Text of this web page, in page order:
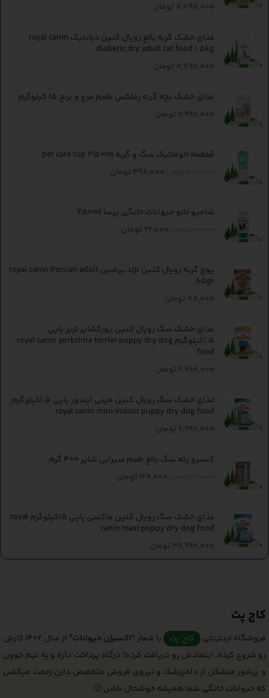
8,798,000 تومان
غذای خشک گربه بالغ رویال کنین دیابتیک royal canin
diabetic dry adult cat food 1.5kg
8,798,000 تومان
غذای خشک بچه گربه رفلکس طعم مرغ و برنج 15 کیلوگرم
11,998,000 تومان
قمقمه اتوماتیک سگ و گربه pet care cup 350ml
398,000 تومان
شامپو نانو حیوانات خانگی پرسا 250ml
22,000 تومان
پوچ گربه رویال کنین نژاد پرشین royal canin Persian adult
85gr
88,000 تومان
غذای خشک سگ رویال کنین یورکشایر تریر پاپی
1.5کیلوگرم royal canin yorkshire terrier puppy dry dog
food
2,698,000 تومان
غذای خشک سگ رویال کنین مینی ایندور پاپی 1.5کیلوگرم
royal canin mini indoor puppy dry dog food
6,998,000 تومان
کنسرو پته سگ بالغ طعم سیرابی شایر 400 گرم
128,000 تومان
غذای خشک سگ رویال کنین ماکسی پاپی 15کیلوگرم royal
canin maxi puppy dry dog food
36,998,000 تومان
کاج پت
فروشگاه اینترنتی کاج پت با شعار“اکسیژن حیوانات”
از سال 1402 کارش
رو شروع کرده، اینمادش رو دریافت کرده! درگاه پرداخت داره و یه تیم جوون
و پرشور متشکل از دامپزشک و نیروی فروش متخصص دارن زحمت میکشن
که حیوانات خانگی شما همیشه خوشحال باشن 🙂